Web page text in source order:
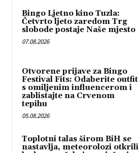
Bingo Ljetno kino Tuzla:
Četvrto ljeto zaredom Trg
slobode postaje Naše mjesto
07.08.2026
Otvorene prijave za Bingo
Festival Fits: Odaberite outfit
s omiljenim influencerom i
zablistajte na Crvenom
tepihu
05.08.2026
Toplotni talas širom BiH se
nastavlja, meteorolozi otkrili